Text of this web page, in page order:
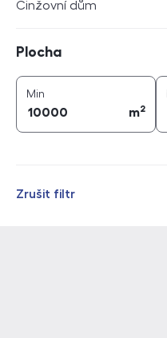
Činžovní dům
Plocha
Min
m2
Zrušit filtr